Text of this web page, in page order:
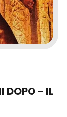
DOPO – IL